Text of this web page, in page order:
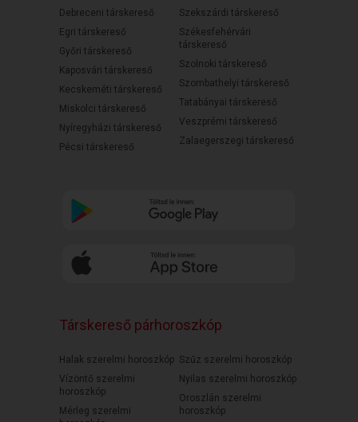
Debreceni társkereső
Egri társkereső
Győri társkereső
Kaposvári társkereső
Kecskeméti társkereső
Miskolci társkereső
Nyíregyházi társkereső
Pécsi társkereső
Szekszárdi társkereső
Székesfehérvári
társkereső
Szolnoki társkereső
Szombathelyi társkereső
Tatabányai társkereső
Veszprémi társkereső
Zalaegerszegi társkereső
Társkereső párhoroszkóp
Halak szerelmi horoszkóp
Vízöntő szerelmi
horoszkóp
Mérleg szerelmi
Szűz szerelmi horoszkóp
Nyilas szerelmi horoszkóp
Oroszlán szerelmi
horoszkóp